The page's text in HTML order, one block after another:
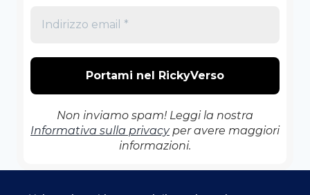
Non inviamo spam! Leggi la nostra
Informativa sulla privacyper avere maggiori
informazioni.